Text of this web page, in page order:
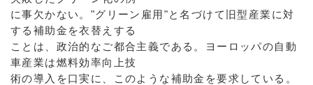
に事欠かない。"グリーン雇用"と名づけて旧型産業に対
する補助金を衣替えする
ことは、政治的なご都合主義である。ヨーロッパの自動
車産業は燃料効率向上技
術の導入を口実に、このような補助金を要求している。